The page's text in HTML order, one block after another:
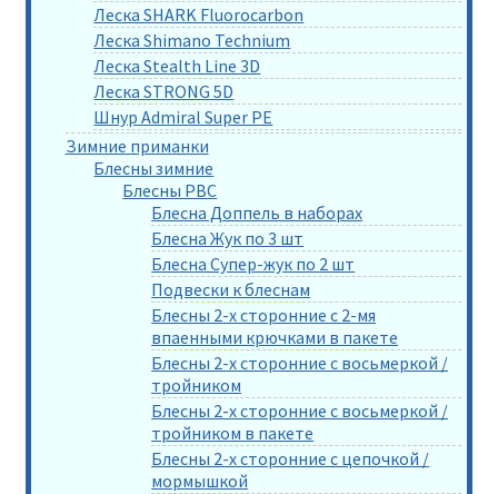
Леска SHARK Fluorocarbon
Леска Shimano Technium
Леска Stealth Line 3D
Леска STRONG 5D
Шнур Admiral Super PE
Зимние приманки
Блесны зимние
Блесны РВС
Блесна Доппель в наборах
Блесна Жук по 3 шт
Блесна Супер-жук по 2 шт
Подвески к блеснам
Блесны 2-х сторонние с 2-мя
впаенными крючками в пакете
Блесны 2-х сторонние с восьмеркой /
тройником
Блесны 2-х сторонние с восьмеркой /
тройником в пакете
Блесны 2-х сторонние с цепочкой /
мормышкой